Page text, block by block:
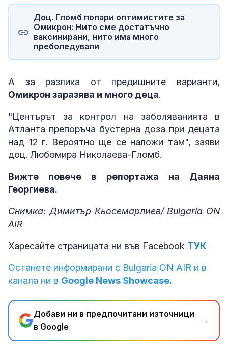
Доц. Гломб попари оптимистите за
Омикрон: Нито сме достатъчно
ваксинирани, нито има много
преболедували
А за разлика от предишните варианти,
Омикрон заразява и много деца.
"Центърът за контрол на заболяванията в
Атланта препоръча бустерна доза при децата
над 12 г. Вероятно ще се наложи там", заяви
доц. Любомира Николаева-Гломб.
Вижте повече в репортажа на Даяна
Георгиева.
Снимка: Димитър Кьосемарлиев/ Bulgaria ON
AIR
Харесайте страницата ни във Facebook ТУК
Останете информирани с Bulgaria ON AIR и в
канала ни в Google News Showcase.
Добави ни в предпочитани източници
в Google
→